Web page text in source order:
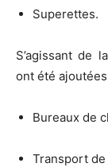
Superettes.
S’agissant de
ont été
Bureaux de
Transport de